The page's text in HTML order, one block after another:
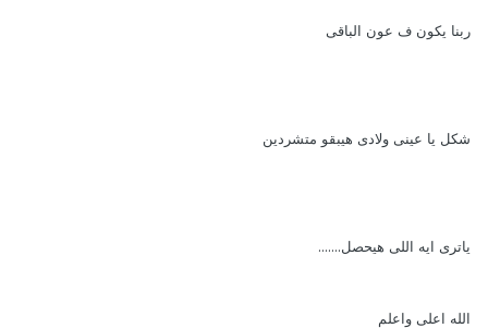
ربنا يكون ف عون الباقى
شكل يا عينى ولادى هيبقو متشردين
ياترى ايه اللى هيحصل.......
الله اعلى واعلم